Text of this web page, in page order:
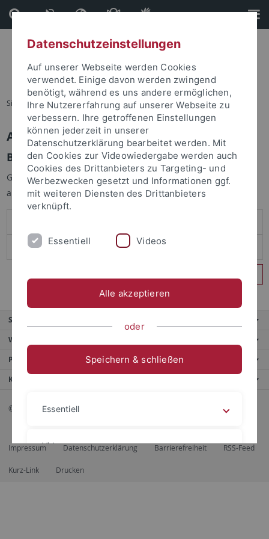
Direkt
zum
Inhalt
Direkt
zur
Fußleiste
Sie sind hier: Startseite
Anmelden
Benutzeranmeldung
Geben Sie Ihren Benutzernamen und Ihr Passwort an um sich
anzumelden:
Service
Weitere Angebote
Portale
Kontaktinfo
© 2026 Eberhard Karls Universität Tübingen, Tübingen
Impressum Datenschutzerklärung Barrierefreiheit RSS-Feed
Kurz-Link Drucken
Datenschutzeinstellungen
Auf unserer Webseite werden Cookies
verwendet. Einige davon werden zwingend
benötigt, während es uns andere ermöglichen,
Ihre Nutzererfahrung auf unserer Webseite zu
verbessern. Ihre getroffenen Einstellungen
können jederzeit in unserer
Datenschutzerklärung bearbeitet werden. Mit
den Cookies zur Videowiedergabe werden auch
Cookies des Drittanbieters zu Targeting- und
Werbezwecken gesetzt und Informationen ggf.
mit weiteren Diensten des Drittanbieters
verknüpft.
Essentiell Videos
Alle akzeptieren
oder
Speichern & schließen
Essentiell
Videos